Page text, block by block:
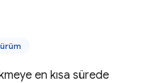
en kısa sürede